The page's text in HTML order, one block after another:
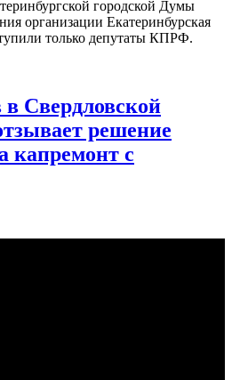
городской Думы
организации Екатеринбурская
только депутаты КПРФ.
в Свердловской
решение
капремонт с